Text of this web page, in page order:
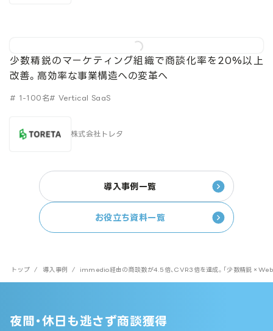
少数精鋭のマーケティング組織で商談化率を20%以上
改善。高効率な事業構造への変革へ
# 1-100名# Vertical SaaS
株式会社トレタ
導入事例一覧
お役立ち資料一覧
トップ / 導入事例 / immedio経由の商談数が4.5倍、CVR3倍を達成。「少数精鋭×Web
夜間・休日も逃さず商談獲得